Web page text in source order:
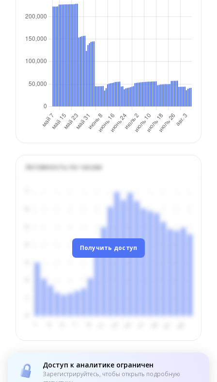
Активность по часам
Получить доступ
Доступ к аналитике ограничен
Зарегистрируйтесь, чтобы открыть подробную